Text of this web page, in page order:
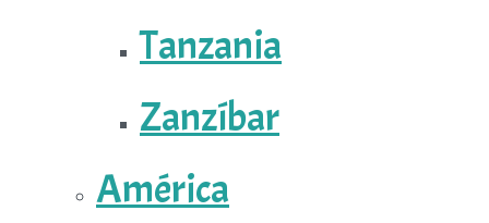
Tanzania
Zanzíbar
América